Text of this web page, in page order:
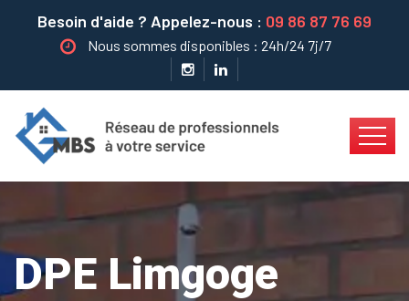
Besoin d'aide ? Appelez-nous : 09 86 87 76 69
Nous sommes disponibles : 24h/24 7j/7
DPE Limgoge